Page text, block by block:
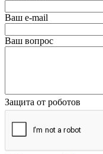
Ваш e-mail
Ваш вопрос
Защита от роботов